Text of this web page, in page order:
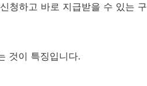
청하고 바로 지급받을 수 있는 구
것이 특징입니다.